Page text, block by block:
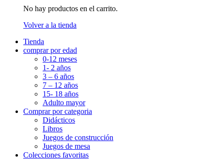
No hay productos en el carrito.
Volver a la tienda
Tienda
comprar por edad
0-12 meses
1- 2 años
3 – 6 años
7 – 12 años
15- 18 años
Adulto mayor
Comprar por categoria
Didácticos
Libros
Juegos de construcción
Juegos de mesa
Colecciones favoritas